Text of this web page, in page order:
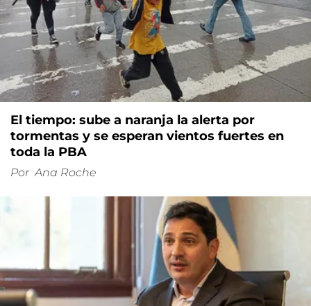
El tiempo: sube a naranja la alerta por
tormentas y se esperan vientos fuertes en
toda la PBA
Por Ana Roche